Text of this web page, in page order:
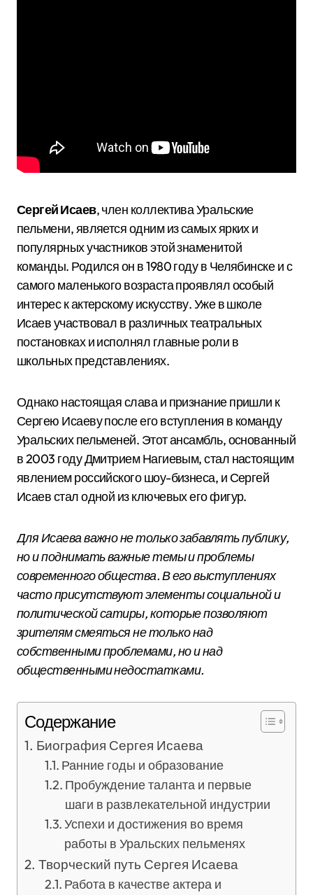
Сергей Исаев, член коллектива Уральские
пельмени, является одним из самых ярких и
популярных участников этой знаменитой
команды. Родился он в 1980 году в Челябинске и с
самого маленького возраста проявлял особый
интерес к актерскому искусству. Уже в школе
Исаев участвовал в различных театральных
постановках и исполнял главные роли в
школьных представлениях.
Однако настоящая слава и признание пришли к
Сергею Исаеву после его вступления в команду
Уральских пельменей. Этот ансамбль, основанный
в 2003 году Дмитрием Нагиевым, стал настоящим
явлением российского шоу-бизнеса, и Сергей
Исаев стал одной из ключевых его фигур.
Для Исаева важно не только забавлять публику,
но и поднимать важные темы и проблемы
современного общества. В его выступлениях
часто присутствуют элементы социальной и
политической сатиры, которые позволяют
зрителям смеяться не только над
собственными проблемами, но и над
общественными недостатками.
Содержание
Биография Сергея Исаева
Ранние годы и образование
Пробуждение таланта и первые
шаги в развлекательной индустрии
Успехи и достижения во время
работы в Уральских пельменях
Творческий путь Сергея Исаева
Работа в качестве актера и